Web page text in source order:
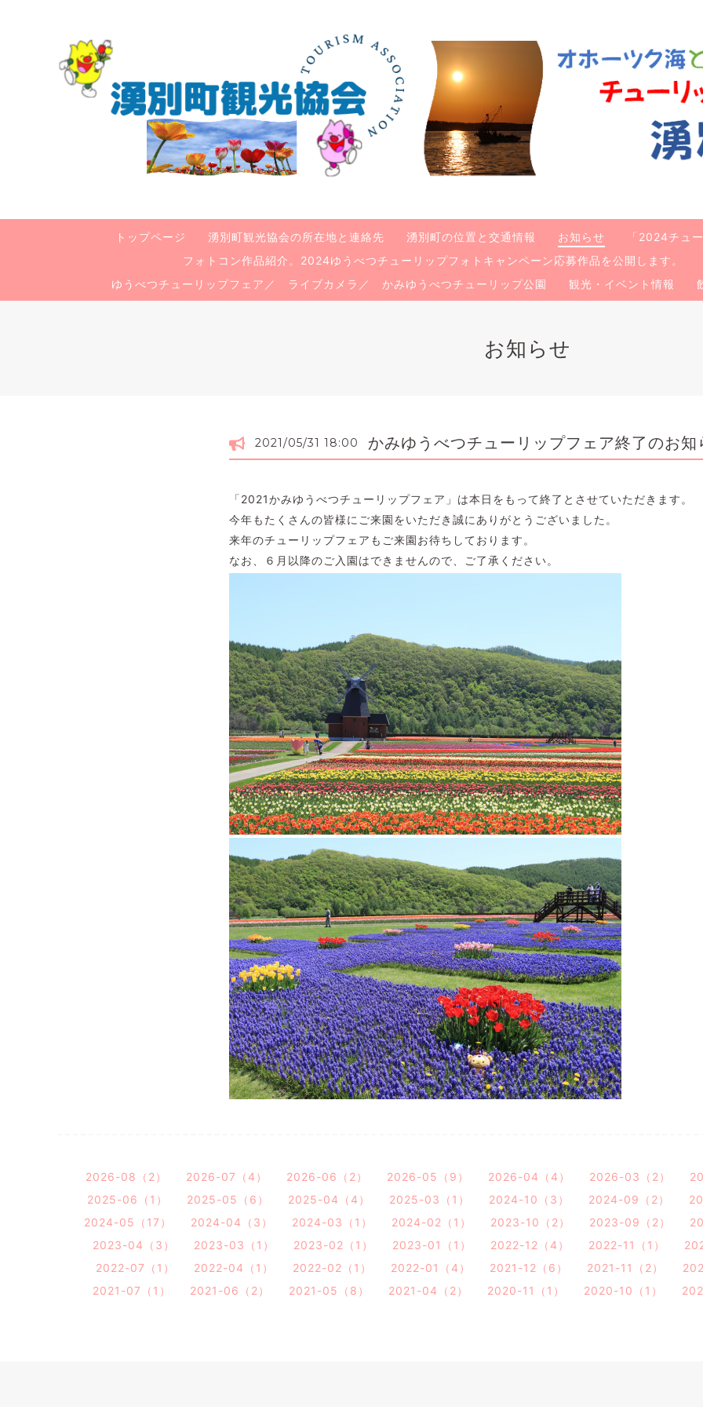
トップページ 湧別町観光協会の所在地と連絡先 湧別町の位置と交通情報 お知らせ
「2024チュ
フォトコン作品紹介。2024ゆうべつチューリップフォトキャンペーン応募作品を公開します。
ゆうべつチューリップフェア／ ライブカメラ／ かみゆうべつチューリップ公園
観光・イベント情報
お知らせ
2021/05/31 18:00 かみゆうべつチューリップフェア終了のお知
「2021かみゆうべつチューリップフェア」は本日をもって終了とさせていただきます。
今年もたくさんの皆様にご来園をいただき誠にありがとうございました。
来年のチューリップフェアもご来園お待ちしております。
なお、６月以降のご入園はできませんので、ご了承ください。
2026-08（2） 2026-07（4） 2026-06（2） 2026-05（9） 2026-04（4） 2026-03（2）
2025-06（1）
2025-05（6） 2025-04（4） 2025-03（1） 2024-10（3） 2024-09（2）
2024-05（17）
2024-04（3） 2024-03（1） 2024-02（1） 2023-10（2） 2023-09（2）
2023-04（3）
2023-03（1） 2023-02（1） 2023-01（1） 2022-12（4） 2022-11（1）
2022-07（1）
2022-04（1） 2022-02（1） 2022-01（4） 2021-12（6） 2021-11（2）
2021-07（1）
2021-06（2） 2021-05（8） 2021-04（2） 2020-11（1） 2020-10（1）